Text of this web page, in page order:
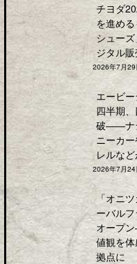
チヨダ
を進め
シュー
ジタル
2026年7月29
エービ
四半期
破――ナ
ニーカ
レルな
2026年7月24
「オニ
ーバル
オープ
値観を
拠点に